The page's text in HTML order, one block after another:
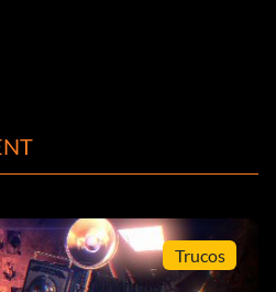
Trucos